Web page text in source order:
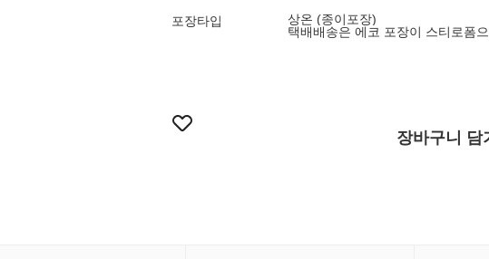
포장타입
상온 (종이포장)
택배배송은 에코 포장이 스티로폼
장바구니 담